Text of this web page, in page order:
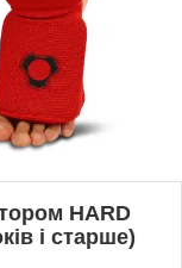
HARD
і старше)